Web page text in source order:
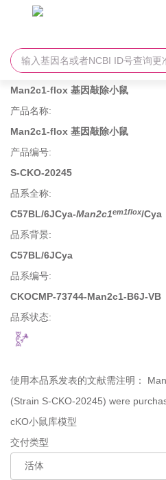
Man2c1-flox 基因敲除小鼠
产品名称:
Man2c1-flox 基因敲除小鼠
产品编号:
S-CKO-20245
品系全称:
C57BL/6JCya-Man2c1em1flox/Cya
品系背景:
C57BL/6JCya
品系编号:
CKOCMP-73744-Man2c1-B6J-VB
品系状态:
使用本品系发表的文献需注明：
(Strain S-CKO-20245) were
cKO小鼠库模型
交付类型